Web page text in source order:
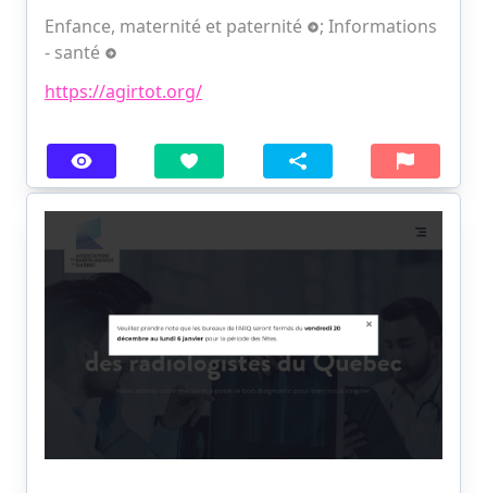
Enfance, maternité et paternité
; Informations
- santé
https://agirtot.org/